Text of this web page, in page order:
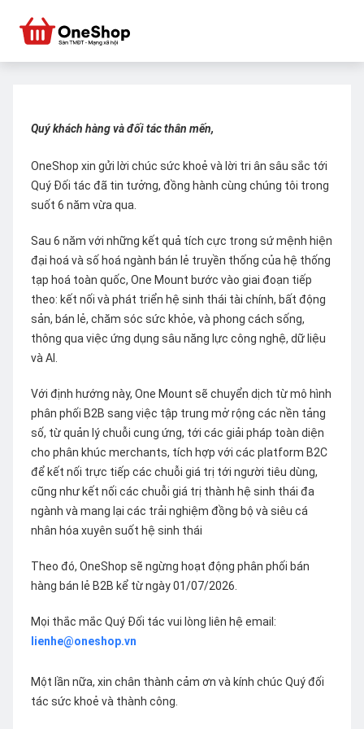
Quý khách hàng và đối tác thân mến,
OneShop xin gửi lời chúc sức khoẻ và lời tri ân sâu sắc tới
Quý Đối tác đã tin tưởng, đồng hành cùng chúng tôi trong
suốt 6 năm vừa qua.
Sau 6 năm với những kết quả tích cực trong sứ mệnh hiện
đại hoá và số hoá ngành bán lẻ truyền thống của hệ thống
tạp hoá toàn quốc, One Mount bước vào giai đoạn tiếp
theo: kết nối và phát triển hệ sinh thái tài chính, bất động
sản, bán lẻ, chăm sóc sức khỏe, và phong cách sống,
thông qua việc ứng dụng sâu năng lực công nghệ, dữ liệu
và AI.
Với định hướng này, One Mount sẽ chuyển dịch từ mô hình
phân phối B2B sang việc tập trung mở rộng các nền tảng
số, từ quản lý chuỗi cung ứng, tới các giải pháp toàn diện
cho phân khúc merchants, tích hợp với các platform B2C
để kết nối trực tiếp các chuỗi giá trị tới người tiêu dùng,
cũng như kết nối các chuỗi giá trị thành hệ sinh thái đa
ngành và mang lại các trải nghiệm đồng bộ và siêu cá
nhân hóa xuyên suốt hệ sinh thái
Theo đó, OneShop sẽ ngừng hoạt động phân phối bán
hàng bán lẻ B2B kể từ ngày 01/07/2026.
Mọi thắc mắc Quý Đối tác vui lòng liên hệ email:
lienhe@oneshop.vn
Một lần nữa, xin chân thành cảm ơn và kính chúc Quý đối
tác sức khoẻ và thành công.